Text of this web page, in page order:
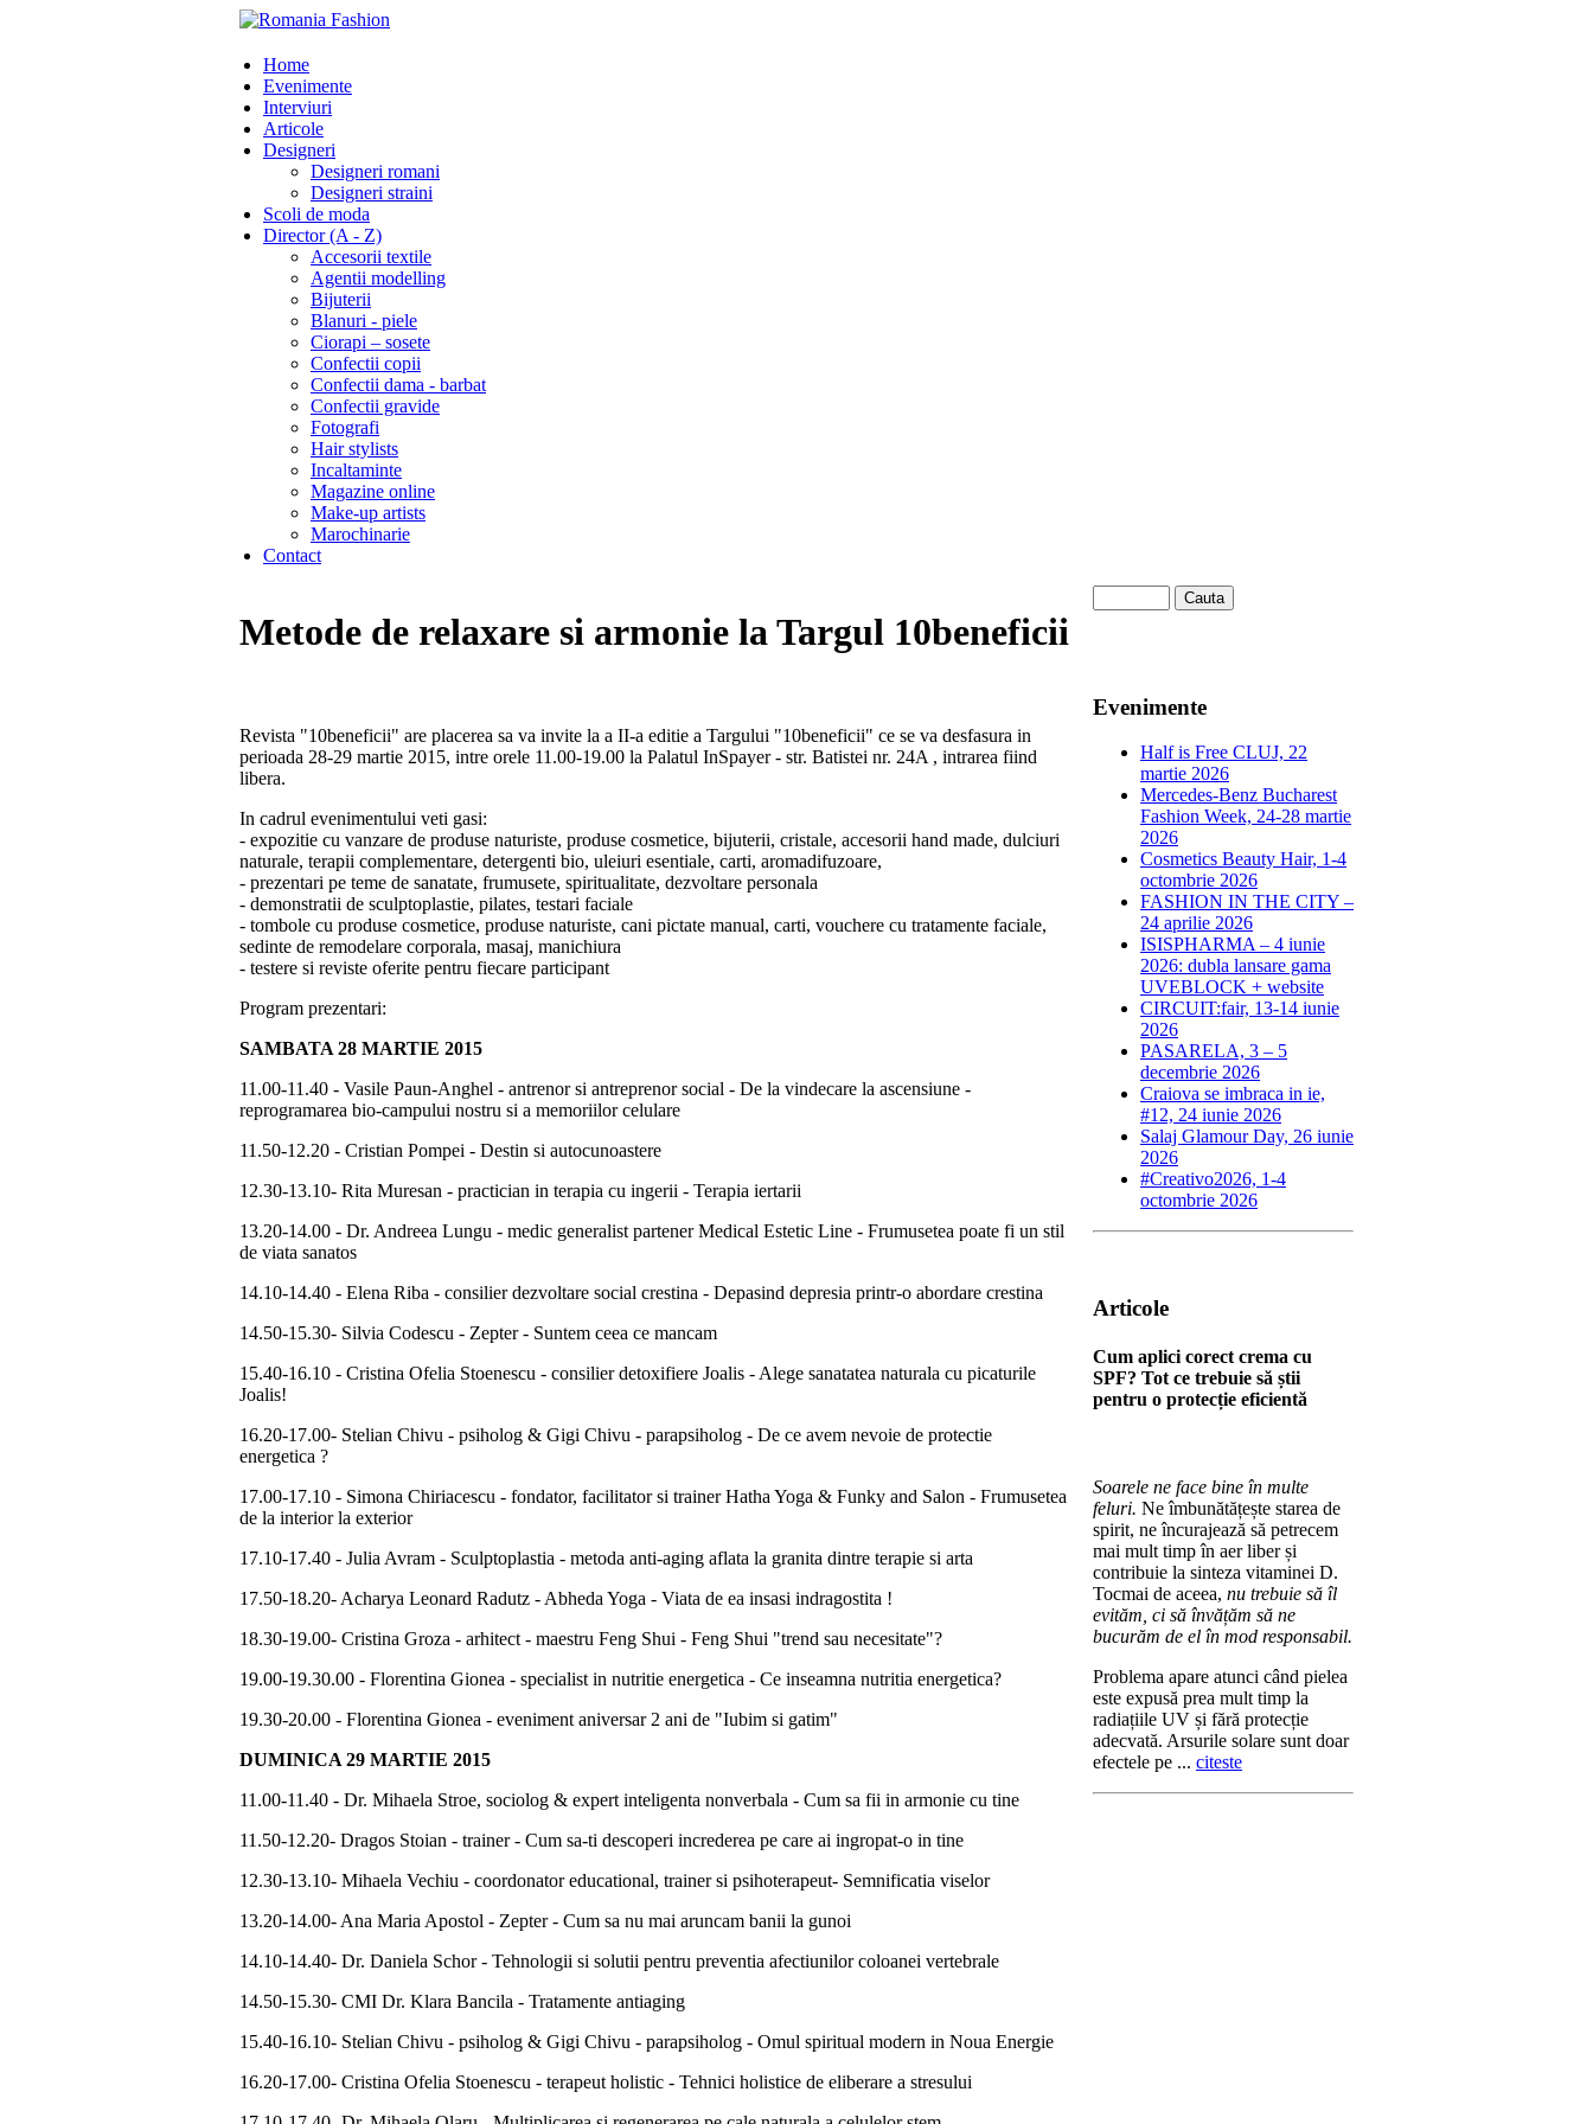
Home
Evenimente
Interviuri
Articole
Designeri
Designeri romani
Designeri straini
Scoli de moda
Director (A - Z)
Accesorii textile
Agentii modelling
Bijuterii
Blanuri - piele
Ciorapi – sosete
Confectii copii
Confectii dama - barbat
Confectii gravide
Fotografi
Hair stylists
Incaltaminte
Magazine online
Make-up artists
Marochinarie
Contact
Metode de relaxare si armonie la Targul 10beneficii
Revista "10beneficii" are placerea sa va invite la a II-a editie a Targului "10beneficii" ce se va desfasura in
perioada 28-29 martie 2015, intre orele 11.00-19.00 la Palatul InSpayer - str. Batistei nr. 24A , intrarea fiind
libera.
In cadrul evenimentului veti gasi:
- expozitie cu vanzare de produse naturiste, produse cosmetice, bijuterii, cristale, accesorii hand made, dulciuri
naturale, terapii complementare, detergenti bio, uleiuri esentiale, carti, aromadifuzoare,
- prezentari pe teme de sanatate, frumusete, spiritualitate, dezvoltare personala
- demonstratii de sculptoplastie, pilates, testari faciale
- tombole cu produse cosmetice, produse naturiste, cani pictate manual, carti, vouchere cu tratamente faciale,
sedinte de remodelare corporala, masaj, manichiura
- testere si reviste oferite pentru fiecare participant
Program prezentari:
SAMBATA 28 MARTIE 2015
11.00-11.40 - Vasile Paun-Anghel - antrenor si antreprenor social - De la vindecare la ascensiune -
reprogramarea bio-campului nostru si a memoriilor celulare
11.50-12.20 - Cristian Pompei - Destin si autocunoastere
12.30-13.10- Rita Muresan - practician in terapia cu ingerii - Terapia iertarii
13.20-14.00 - Dr. Andreea Lungu - medic generalist partener Medical Estetic Line - Frumusetea poate fi un stil
de viata sanatos
14.10-14.40 - Elena Riba - consilier dezvoltare social crestina - Depasind depresia printr-o abordare crestina
14.50-15.30- Silvia Codescu - Zepter - Suntem ceea ce mancam
15.40-16.10 - Cristina Ofelia Stoenescu - consilier detoxifiere Joalis - Alege sanatatea naturala cu picaturile
Joalis!
16.20-17.00- Stelian Chivu - psiholog & Gigi Chivu - parapsiholog - De ce avem nevoie de protectie
energetica ?
17.00-17.10 - Simona Chiriacescu - fondator, facilitator si trainer Hatha Yoga & Funky and Salon - Frumusetea
de la interior la exterior
17.10-17.40 - Julia Avram - Sculptoplastia - metoda anti-aging aflata la granita dintre terapie si arta
17.50-18.20- Acharya Leonard Radutz - Abheda Yoga - Viata de ea insasi indragostita !
18.30-19.00- Cristina Groza - arhitect - maestru Feng Shui - Feng Shui "trend sau necesitate"?
19.00-19.30.00 - Florentina Gionea - specialist in nutritie energetica - Ce inseamna nutritia energetica?
19.30-20.00 - Florentina Gionea - eveniment aniversar 2 ani de "Iubim si gatim"
DUMINICA 29 MARTIE 2015
11.00-11.40 - Dr. Mihaela Stroe, sociolog & expert inteligenta nonverbala - Cum sa fii in armonie cu tine
11.50-12.20- Dragos Stoian - trainer - Cum sa-ti descoperi increderea pe care ai ingropat-o in tine
12.30-13.10- Mihaela Vechiu - coordonator educational, trainer si psihoterapeut- Semnificatia viselor
13.20-14.00- Ana Maria Apostol - Zepter - Cum sa nu mai aruncam banii la gunoi
14.10-14.40- Dr. Daniela Schor - Tehnologii si solutii pentru preventia afectiunilor coloanei vertebrale
14.50-15.30- CMI Dr. Klara Bancila - Tratamente antiaging
15.40-16.10- Stelian Chivu - psiholog & Gigi Chivu - parapsiholog - Omul spiritual modern in Noua Energie
16.20-17.00- Cristina Ofelia Stoenescu - terapeut holistic - Tehnici holistice de eliberare a stresului
Evenimente
Half is Free CLUJ, 22
martie 2026
Mercedes-Benz Bucharest
Fashion Week, 24-28 martie
2026
Cosmetics Beauty Hair, 1-4
octombrie 2026
FASHION IN THE CITY –
24 aprilie 2026
ISISPHARMA – 4 iunie
2026: dubla lansare gama
UVEBLOCK + website
CIRCUIT:fair, 13-14 iunie
2026
PASARELA, 3 – 5
decembrie 2026
Craiova se imbraca in ie,
#12, 24 iunie 2026
Salaj Glamour Day, 26 iunie
2026
#Creativo2026, 1-4
octombrie 2026
Articole
Cum aplici corect crema cu
SPF? Tot ce trebuie să știi
pentru o protecție eficientă
Soarele ne face bine în multe
feluri. Ne îmbunătățește starea de
spirit, ne încurajează să petrecem
mai mult timp în aer liber și
contribuie la sinteza vitaminei D.
Tocmai de aceea, nu trebuie să îl
evităm, ci să învățăm să ne
bucurăm de el în mod responsabil.
Problema apare atunci când pielea
este expusă prea mult timp la
radiațiile UV și fără protecție
adecvată. Arsurile solare sunt doar
efectele pe ... citeste